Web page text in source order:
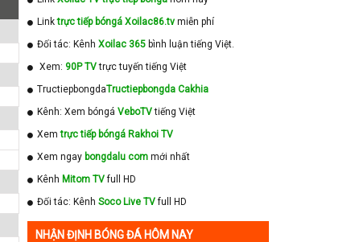
Linktrực tiếp bóngá Xoilac86.tv miễn phí
Đối tác: Kênh Xoilac 365 bình luận tiếng Việt.
Xem: 90P TVtrực tuyến tiếng Việt
TructiepbongdaTructiepbongda Cakhia
Kênh: Xem bóngá VeboTVtiếng Việt
Xemtrực tiếp bóngá Rakhoi TV
Xem ngay bongdalu com mới nhất
Kênh Mitom TVfull HD
Đối tác: Kênh Soco Live TVfull HD
NHẬN ĐỊNH BÓNG ĐÁ HÔM NAY